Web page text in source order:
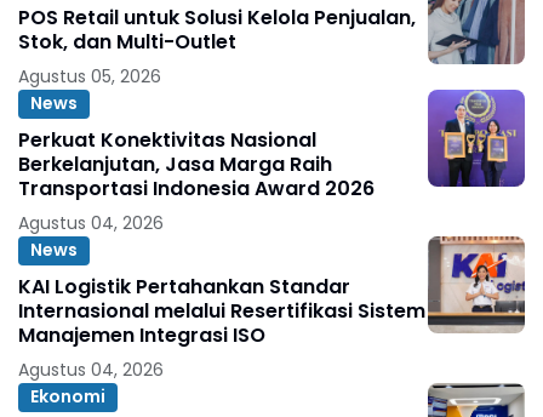
POS Retail untuk Solusi Kelola Penjualan,
Stok, dan Multi-Outlet
Agustus 05, 2026
News
Perkuat Konektivitas Nasional
Berkelanjutan, Jasa Marga Raih
Transportasi Indonesia Award 2026
Agustus 04, 2026
News
KAI Logistik Pertahankan Standar
Internasional melalui Resertifikasi Sistem
Manajemen Integrasi ISO
Agustus 04, 2026
Ekonomi